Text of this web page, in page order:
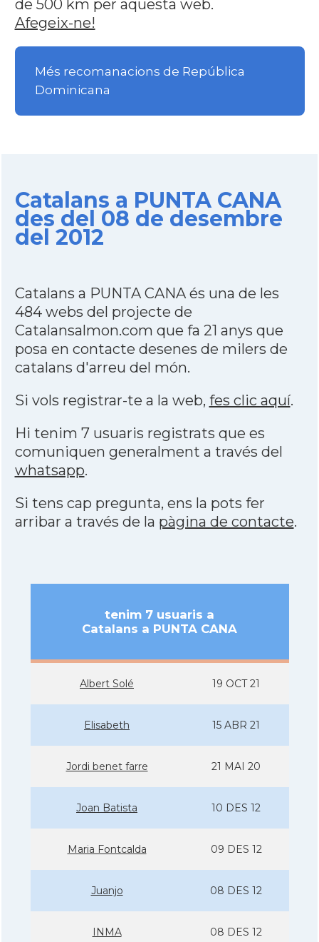
de 500 km per aquesta web.
Afegeix-ne!
Més recomanacions de República
Dominicana
Catalans a PUNTA CANA
des del 08 de desembre
del 2012
Catalans a PUNTA CANA és una de les
484 webs del projecte de
Catalansalmon.com que fa 21 anys que
posa en contacte desenes de milers de
catalans d'arreu del món.
Si vols registrar-te a la web, fes clic aquí.
Hi tenim 7 usuaris registrats que es
comuniquen generalment a través del
whatsapp.
Si tens cap pregunta, ens la pots fer
arribar a través de la pàgina de contacte.
tenim 7 usuaris a
Catalans a PUNTA CANA
Albert Solé 19 OCT 21
Elisabeth 15 ABR 21
Jordi benet farre 21 MAI 20
Joan Batista 10 DES 12
Maria Fontcalda 09 DES 12
Juanjo 08 DES 12
INMA 08 DES 12